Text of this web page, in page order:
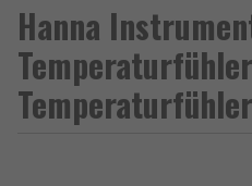
Hanna
Temperaturfühler